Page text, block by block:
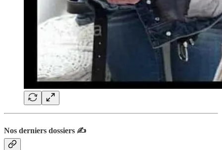
Nos derniers dossiers ✍️